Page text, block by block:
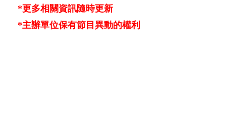
*更多相關資訊隨時更新
*主辦單位保有節目異動的權利